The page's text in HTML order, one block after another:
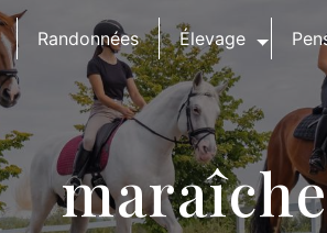
Randonnées Élevage